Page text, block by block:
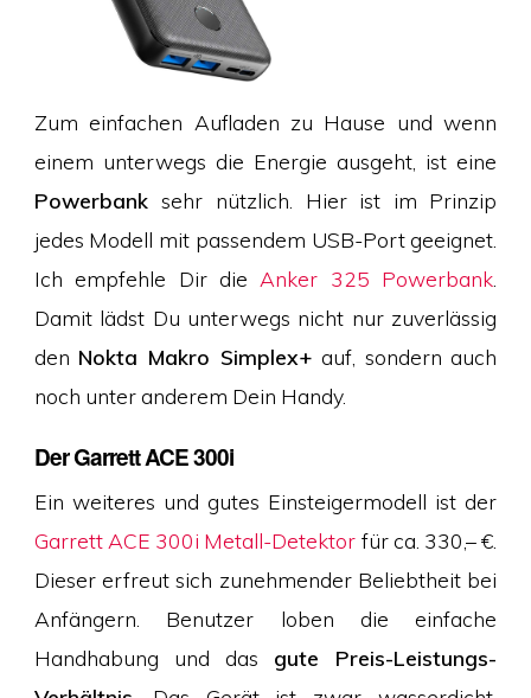
Zum einfachen Aufladen zu Hause und wenn
einem unterwegs die Energie ausgeht, ist eine
Powerbanksehr nützlich. Hier ist im Prinzip
jedes Modell mit passendem USB-Port geeignet.
Ich empfehle Dir die Anker 325 Powerbank
Damit lädst Du unterwegs nicht nur zuverlässig
den Nokta Makro Simplex+ auf, sondern auch
noch unter anderem Dein Handy.
Der Garrett ACE 300i
Ein weiteres und gutes Einsteigermodell ist der
Garrett ACE 300i Metall-Detektor für ca. 330,– €.
Dieser erfreut sich zunehmender Beliebtheit bei
Anfängern. Benutzer loben die einfache
Handhabung und das gute Preis-Leistungs-